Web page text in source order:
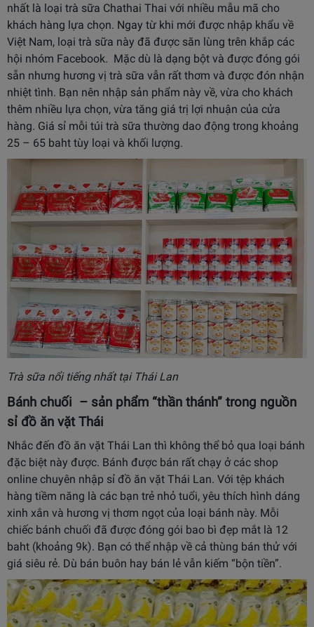
nhất là loại trà sữa Chathai Thai với nhiều mẫu mã cho
khách hàng lựa chọn. Ngay từ khi mới được nhập khẩu về
Việt Nam, loại trà sữa này đã được săn lùng trên khắp các
hội nhóm Facebook. Mặc dù là dạng bột và được đóng gói
sẵn nhưng hương vị trà sữa vẫn rất thơm và được đón nhận
nhiệt tình. Bạn nên nhập sản phẩm này về, vừa cho khách
thêm nhiều lựa chọn, vừa tăng giá trị lợi nhuận của cửa
hàng. Giá sỉ mỗi túi trà sữa thường dao động trong khoảng
25 – 65 baht tùy loại và khối lượng.
Trà sữa nổi tiếng nhất tại Thái Lan
Bánh chuối – sản phẩm “thần thánh” trong nguồn
sỉ đồ ăn vặt Thái
Nhắc đến đồ ăn vặt Thái Lan thì không thể bỏ qua loại bánh
đặc biệt này được. Bánh được bán rất chạy ở các shop
online chuyên nhập sỉ đồ ăn vặt Thái Lan. Với tệp khách
hàng tiềm năng là các bạn trẻ nhỏ tuổi, yêu thích hình dáng
xinh xắn và hương vị thơm ngọt của loại bánh này. Mỗi
chiếc bánh chuối đã được đóng gói bao bì đẹp mắt là 12
baht (khoảng 9k). Bạn có thể nhập về cả thùng bán thử với
giá siêu rẻ. Dù bán buôn hay bán lẻ vẫn kiếm “bộn tiền”.